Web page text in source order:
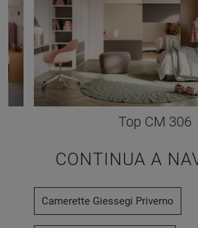
Top CM 306
CONTINUA A
Camerette Giessegi Priverno